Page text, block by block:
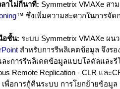
าไม่กี่นาที: Symmetrix VMAXe สา
™ ซึ่งเพิ่มความสะดวกในการจั
อชั้น: ระบบ Symmetrix VMAXe ผน
สำหรับการรีพลิเคตข้อมูล จึงร
ละการรีพลิเคตข้อมูลแบบโลคัลและรี
Remote Replication - CLR และ
พื่อการกู้คืนระบบ การโยกย้ายข้อมู